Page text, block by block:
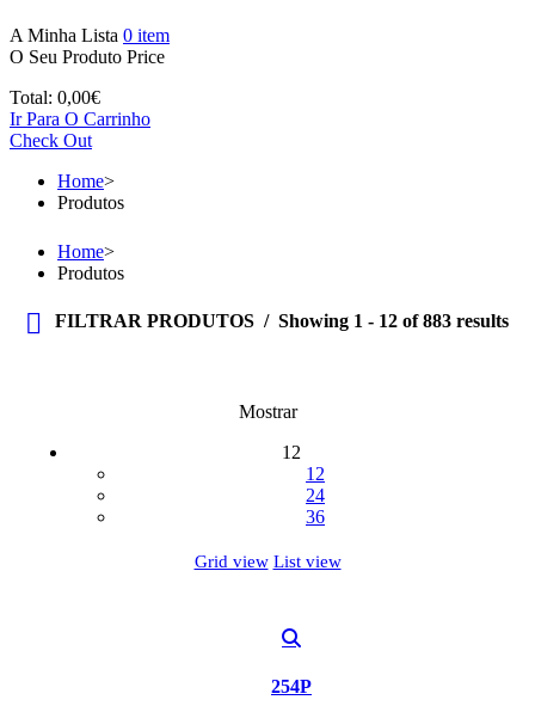
A Minha Lista 0 item
O Seu Produto Price
Total: 0,00€
Ir Para O Carrinho
Check Out
Home>
Produtos
Home>
Produtos
FILTRAR PRODUTOS Showing 1 - 12 of 883 results
Mostrar
12
12
24
36
Grid view List view
254P